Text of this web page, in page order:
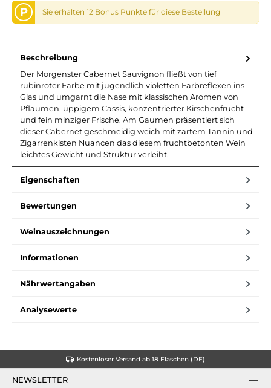
P Sie erhalten 12 Bonus Punkte für diese Bestellung
Beschreibung
Der Morgenster Cabernet Sauvignon fließt von tief
rubinroter Farbe mit jugendlich violetten Farbreflexen ins
Glas und umgarnt die Nase mit klassischen Aromen von
Pflaumen, üppigem Cassis, konzentrierter Kirschenfrucht
und fein minziger Frische. Am Gaumen präsentiert sich
dieser Cabernet geschmeidig weich mit zartem Tannin und
Zigarrenkisten Nuancen das diesem fruchtbetonten Wein
leichtes Gewicht und Struktur verleiht.
Eigenschaften
Bewertungen
Weinauszeichnungen
Informationen
Nährwertangaben
Analysewerte
Kostenloser Versand ab 18 Flaschen (DE)
NEWSLETTER